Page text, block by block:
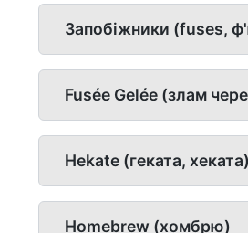
Запобіжники (fuses,
Fusée Gelée (злам
Hekate (геката, хеката)
Homebrew (хомбрю)